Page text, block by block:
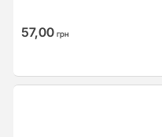
57,00 грн